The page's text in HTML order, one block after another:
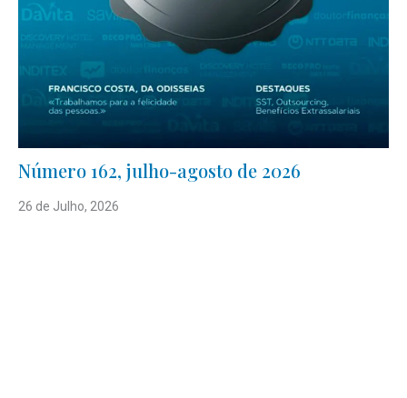
Número 162, julho-agosto de 2026
26 de Julho, 2026